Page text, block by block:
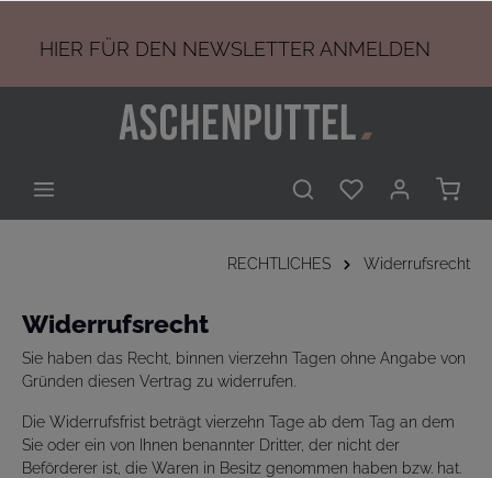
HIER FÜR DEN NEWSLETTER ANMELDEN
RECHTLICHES Widerrufsrecht
Widerrufsrecht
Sie haben das Recht, binnen vierzehn Tagen ohne Angabe von
Gründen diesen Vertrag zu widerrufen.
Die Widerrufsfrist beträgt vierzehn Tage ab dem Tag an dem
Sie oder ein von Ihnen benannter Dritter, der nicht der
Beförderer ist, die Waren in Besitz genommen haben bzw. hat.